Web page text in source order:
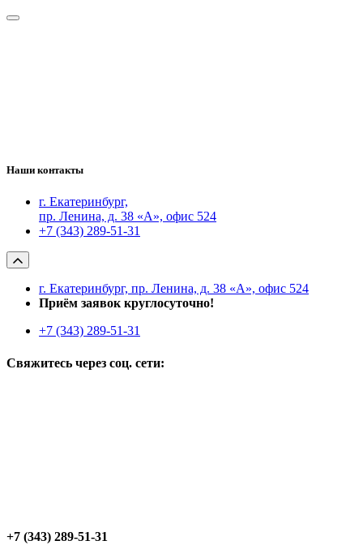
Наши контакты
г. Екатеринбург,
пр. Ленина, д. 38 «А», офис 524
+7 (343) 289-51-31
г. Екатеринбург, пр. Ленина, д. 38 «А», офис 524
Приём заявок круглосуточно!
+7 (343) 289-51-31
Свяжитесь через соц. сети:
+7 (343) 289-51-31